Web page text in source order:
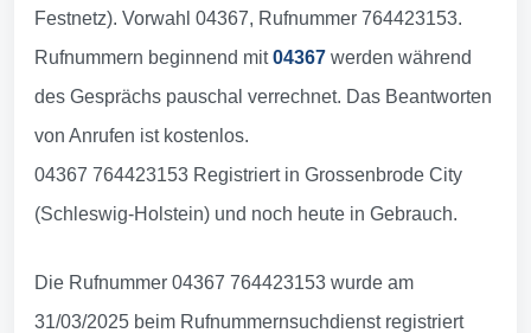
Festnetz). Vorwahl 04367, Rufnummer 764423153.
Rufnummern beginnend mit04367 werden während
des Gesprächs pauschal verrechnet. Das Beantworten
von Anrufen ist kostenlos.
04367 764423153 Registriert in Grossenbrode City
(Schleswig-Holstein) und noch heute in Gebrauch.
Die Rufnummer 04367 764423153 wurde am
31/03/2025 beim Rufnummernsuchdienst registriert